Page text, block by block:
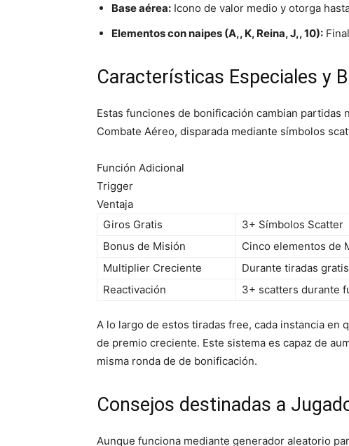
Base aérea: Icono de valor medio y otorga
Elementos con naipes (A,, K, Reina, J,, 10):
Características Especiales y
Estas funciones de bonificación cambian
Combate Aéreo, disparada mediante símbolos
Función Adicional
Trigger
Ventaja
Giros Gratis
3+ Símbolos Scatter
Bonus de Misión
Cinco elementos de
Multiplier Creciente
Durante tiradas gratis
Reactivación
3+ scatters durante
A lo largo de estos tiradas free, cada instancia
de premio creciente. Este sistema es capaz de
misma ronda de de bonificación.
Consejos destinadas a
Aunque funciona mediante generador aleatorio